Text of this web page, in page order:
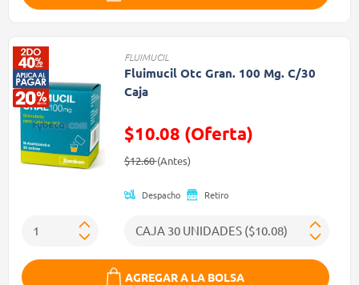
FLUIMUCIL
Fluimucil Otc Gran. 100 Mg. C/30
Caja
$10.08 (Oferta)
Precio reducido de
$12.60(Antes)(Oferta)
Despacho Retiro
AGREGAR A LA BOLSA